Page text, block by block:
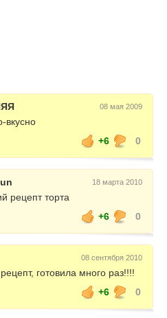
08 мая 2009
вкусно
+6
0
18 марта 2010
рецепт торта
+6
0
08 сентября 2010
готовила много раз!!!!
+6
0